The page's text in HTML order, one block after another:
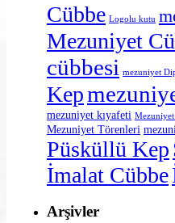
Cübbe Logolu kutu
Mezuniyet
cübbesi mezuniyet
Kep
mezuniyet kıyafeti
Mezuniyet Törenleri
Püsküllü Kep
İmalat Cübbe
Arşivler